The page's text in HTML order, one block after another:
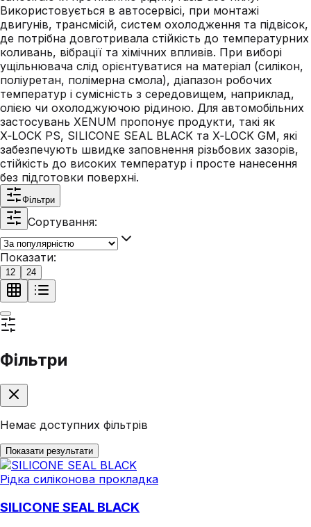
Використовується в автосервісі, при монтажі
двигунів, трансмісій, систем охолодження та підвісок,
де потрібна довготривала стійкість до температурних
коливань, вібрації та хімічних впливів. При виборі
ущільнювача слід орієнтуватися на матеріал (силікон,
поліуретан, полімерна смола), діапазон робочих
температур і сумісність з середовищем, наприклад,
олією чи охолоджуючою рідиною. Для автомобільних
застосувань XENUM пропонує продукти, такі як
X‑LOCK PS, SILICONE SEAL BLACK та X‑LOCK GM, які
забезпечують швидке заповнення різьбових зазорів,
стійкість до високих температур і просте нанесення
без підготовки поверхні.
Фільтри
Сортування:
Показати:
12 24
Фільтри
Немає доступних фільтрів
Показати результати
Рідка силіконова прокладка
SILICONE SEAL BLACK